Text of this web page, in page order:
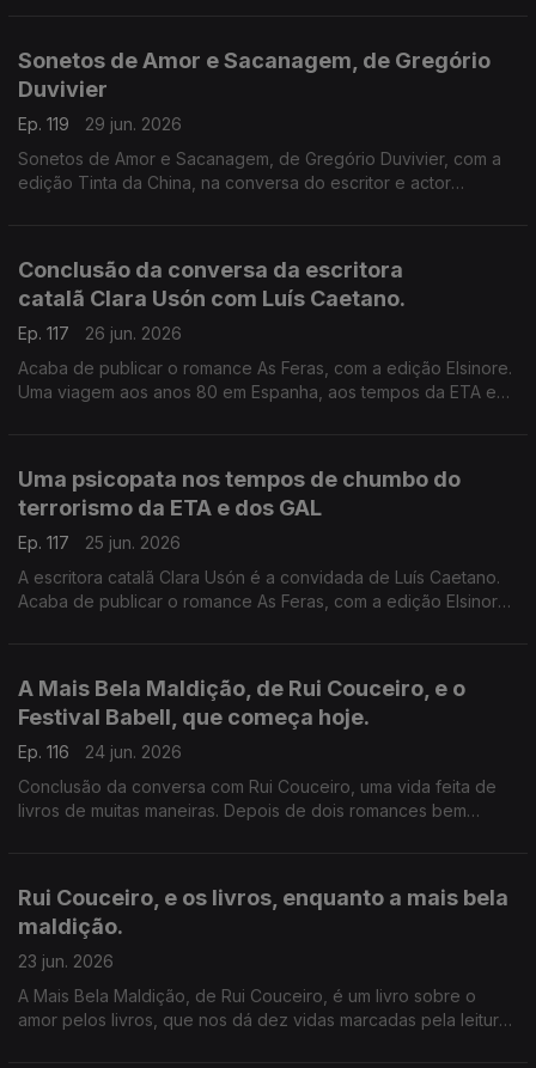
Livros Esquecidos, no Salão Nobre da Biblioteca da Academia
das Ciências, em Lisboa.
Sonetos de Amor e Sacanagem, de Gregório
Duvivier
Ep. 119
29 jun. 2026
Sonetos de Amor e Sacanagem, de Gregório Duvivier, com a
edição Tinta da China, na conversa do escritor e actor
Conclusão da conversa da escritora
catalã Clara Usón com Luís Caetano.
Ep. 117
26 jun. 2026
Acaba de publicar o romance As Feras, com a edição Elsinore.
Uma viagem aos anos 80 em Espanha, aos tempos da ETA e
Uma psicopata nos tempos de chumbo do
terrorismo da ETA e dos GAL
Ep. 117
25 jun. 2026
A escritora catalã Clara Usón é a convidada de Luís Caetano.
Acaba de publicar o romance As Feras, com a edição Elsinore.
A Mais Bela Maldição, de Rui Couceiro, e o
Festival Babell, que começa hoje.
Ep. 116
24 jun. 2026
Conclusão da conversa com Rui Couceiro, uma vida feita de
livros de muitas maneiras. Depois de dois romances bem
país. Começa hoje, no Porto.
Rui Couceiro, e os livros, enquanto a mais bela
maldição.
23 jun. 2026
A Mais Bela Maldição, de Rui Couceiro, é um livro sobre o
amor pelos livros, que nos dá dez vidas marcadas pela leitura